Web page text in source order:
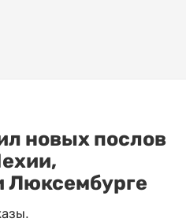
новых послов
Люксембурге